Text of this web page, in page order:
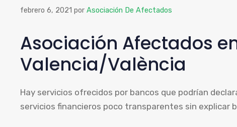
febrero 6, 2021 por Asociación De Afectados
Asociación Afectados
Valencia/València
Hay servicios ofrecidos por bancos que podrían
servicios financieros poco transparentes sin explicar